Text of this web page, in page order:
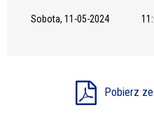
MiejsceSobota, 11-05-2024
Pobierz